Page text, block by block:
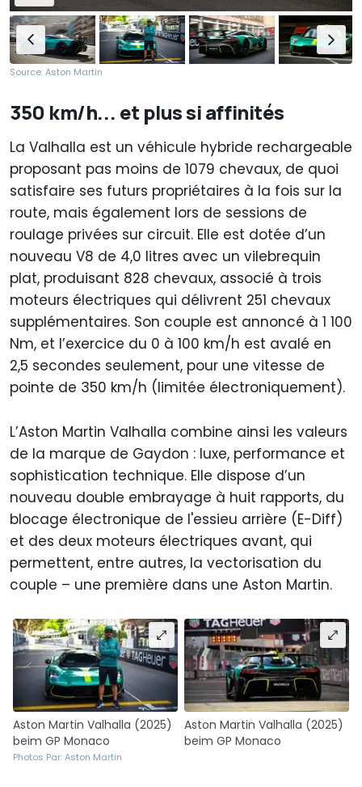
Source: Aston Martin
350 km/h... et plus si affinités
La Valhalla est un véhicule hybride rechargeable
proposant pas moins de 1079 chevaux, de quoi
satisfaire ses futurs propriétaires à la fois sur la
route, mais également lors de sessions de
roulage privées sur circuit. Elle est dotée d’un
nouveau V8 de 4,0 litres avec un vilebrequin
plat, produisant 828 chevaux, associé à trois
moteurs électriques qui délivrent 251 chevaux
supplémentaires. Son couple est annoncé à 1 100
Nm, et l’exercice du 0 à 100 km/h est avalé en
2,5 secondes seulement, pour une vitesse de
pointe de 350 km/h (limitée électroniquement).
L’Aston Martin Valhalla combine ainsi les valeurs
de la marque de Gaydon : luxe, performance et
sophistication technique. Elle dispose d’un
nouveau double embrayage à huit rapports, du
blocage électronique de l'essieu arrière (E-Diff)
et des deux moteurs électriques avant, qui
permettent, entre autres, la vectorisation du
couple – une première dans une Aston Martin.
Aston Martin Valhalla (2025)
beim GP Monaco
Photos Par: Aston Martin
Aston Martin Valhalla (2025)
beim GP Monaco